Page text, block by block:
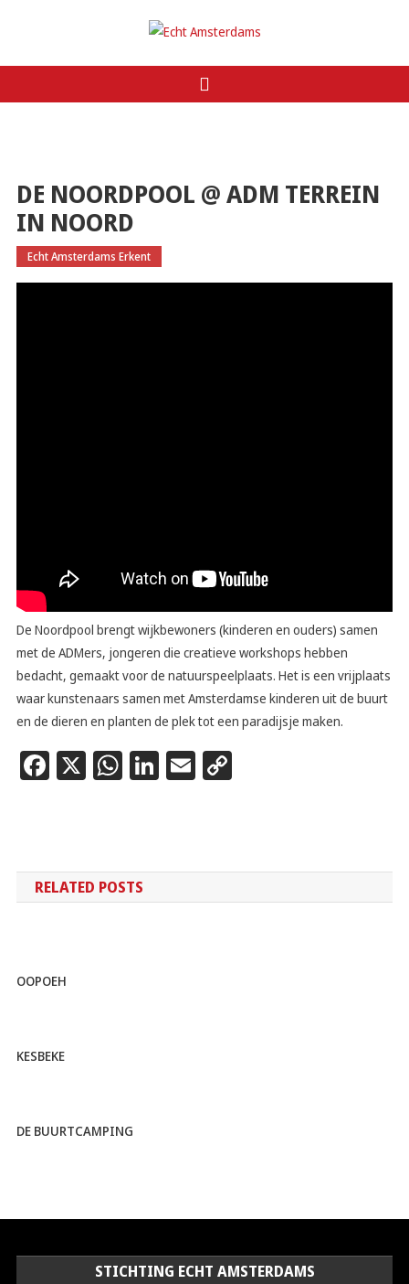
Echt Amsterdams
DE NOORDPOOL @ ADM TERREIN
IN NOORD
Echt Amsterdams Erkent
De Noordpool brengt wijkbewoners (kinderen en ouders) samen
met de ADMers, jongeren die creatieve workshops hebben
bedacht, gemaakt voor de natuurspeelplaats. Het is een vrijplaats
waar kunstenaars samen met Amsterdamse kinderen uit de buurt
en de dieren en planten de plek tot een paradijsje maken.
Facebook
X WhatsApp
LinkedIn
EmailCopy
RELATED POSTS
OOPOEH
KESBEKE
DE BUURTCAMPING
STICHTING ECHT AMSTERDAMS